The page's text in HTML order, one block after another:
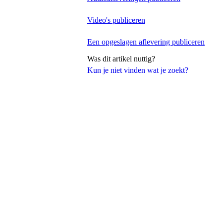
Kun je niet vinden wat je zoekt?
Video's publiceren
Een opgeslagen aflevering publiceren
Was dit artikel nuttig?